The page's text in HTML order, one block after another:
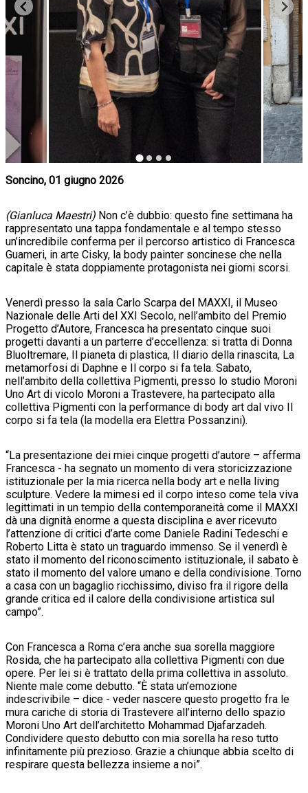
Soncino, 01 giugno 2026
(Gianluca Maestri) Non c’è dubbio: questo fine settimana ha
rappresentato una tappa fondamentale e al tempo stesso
un’incredibile conferma per il percorso artistico di Francesca
Guarneri, in arte Cisky, la body painter soncinese che nella
capitale è stata doppiamente protagonista nei giorni scorsi.
Venerdì presso la sala Carlo Scarpa del MAXXI, il Museo
Nazionale delle Arti del XXI Secolo, nell’ambito del Premio
Progetto d’Autore, Francesca ha presentato cinque suoi
progetti davanti a un parterre d’eccellenza: si tratta di Donna
Bluoltremare, Il pianeta di plastica, Il diario della rinascita, La
metamorfosi di Daphne e Il corpo si fa tela. Sabato,
nell’ambito della collettiva Pigmenti, presso lo studio Moroni
Uno Art di vicolo Moroni a Trastevere, ha partecipato alla
collettiva Pigmenti con la performance di body art dal vivo Il
corpo si fa tela (la modella era Elettra Possanzini).
“La presentazione dei miei cinque progetti d’autore – afferma
Francesca - ha segnato un momento di vera storicizzazione
istituzionale per la mia ricerca nella body art e nella living
sculpture. Vedere la mimesi ed il corpo inteso come tela viva
legittimati in un tempio della contemporaneità come il MAXXI
dà una dignità enorme a questa disciplina e aver ricevuto
l’attenzione di critici d’arte come Daniele Radini Tedeschi e
Roberto Litta è stato un traguardo immenso. Se il venerdì è
stato il momento del riconoscimento istituzionale, il sabato è
stato il momento del valore umano e della condivisione. Torno
a casa con un bagaglio ricchissimo, diviso fra il rigore della
grande critica ed il calore della condivisione artistica sul
campo”.
Con Francesca a Roma c’era anche sua sorella maggiore
Rosida, che ha partecipato alla collettiva Pigmenti con due
opere. Per lei si è trattato della prima collettiva in assoluto.
Niente male come debutto. “È stata un’emozione
indescrivibile – dice - veder nascere questo progetto fra le
mura cariche di storia di Trastevere all’interno dello spazio
Moroni Uno Art dell’architetto Mohammad Djafarzadeh.
Condividere questo debutto con mia sorella ha reso tutto
infinitamente più prezioso. Grazie a chiunque abbia scelto di
respirare questa bellezza insieme a noi”.